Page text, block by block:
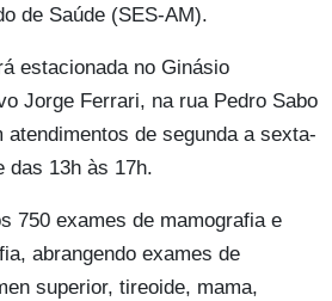
de Saúde (SES-AM).
estacionada no Ginásio
Jorge Ferrari, na rua Pedro Sabo
atendimentos de segunda a sexta-
das 13h às 17h.
750 exames de mamografia e
abrangendo exames de
superior, tireoide, mama,